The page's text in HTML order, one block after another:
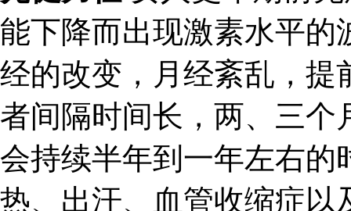
能下降而出现激素水平的
经的改变，月经紊乱，提
者间隔时间长，两、三个
会持续半年到一年左右的
热、出汗、血管收缩症以